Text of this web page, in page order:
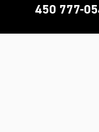
450 777-